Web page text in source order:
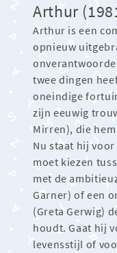
Arthur
Arthur is een
opnieuw
twee dingen
oneindige
zijn eeuwig
Mirren), die
Nu staat hij
moet kiezen
met de
Garner) of een
(Greta Gerwig)
houdt. Gaat hij
levensstijl of